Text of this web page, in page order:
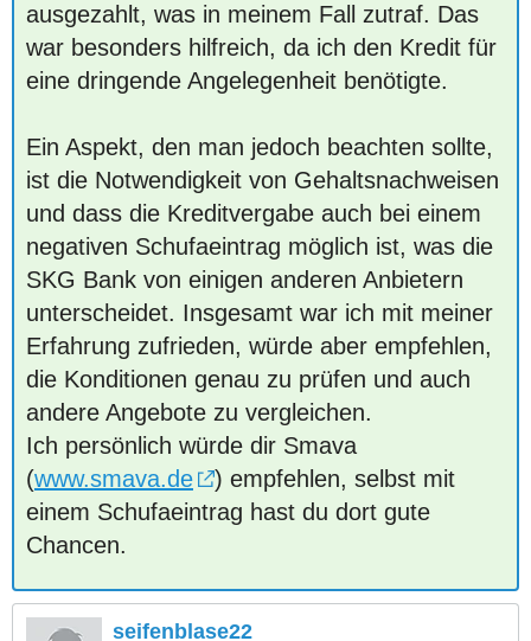
ausgezahlt, was in meinem Fall zutraf. Das
war besonders hilfreich, da ich den Kredit für
eine dringende Angelegenheit benötigte.
Ein Aspekt, den man jedoch beachten sollte,
ist die Notwendigkeit von Gehaltsnachweisen
und dass die Kreditvergabe auch bei einem
negativen Schufaeintrag möglich ist, was die
SKG Bank von einigen anderen Anbietern
unterscheidet. Insgesamt war ich mit meiner
Erfahrung zufrieden, würde aber empfehlen,
die Konditionen genau zu prüfen und auch
andere Angebote zu vergleichen.
Ich persönlich würde dir Smava
(www.smava.de
) empfehlen, selbst mit
einem Schufaeintrag hast du dort gute
Chancen.
seifenblase22